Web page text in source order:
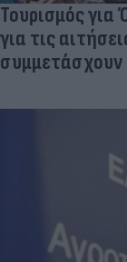
Τουρισμός
για τις
συμμετάσχουν